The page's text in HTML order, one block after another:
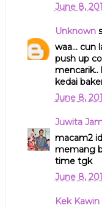
June 8,
Unknown
waa... cun
push up
mencarik..
kedai
June 8,
Juwita
macam2
memang
time tgk
June 8,
Kek Kawin